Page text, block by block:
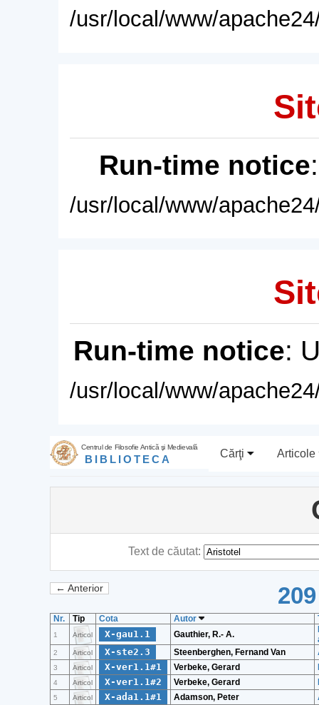
/usr/local/www/
Run-time notice
/usr/local/www/
Run-time notice:
/usr/local/www/
Centrul de Filosofie Antică şi Medievală
BIBLIOTECA Cărţi Articole
Text de căutat:
← Anterior
Nr. Tip Cota Autor
1 Articol X-gau1.1 Gauthier, R.- A.
2 Articol X-ste2.3 Steenberghen, Fernand Van
3 Articol X-ver1.1#1 Verbeke, Gerard
4 Articol X-ver1.1#2 Verbeke, Gerard
5 Articol X-ada1.1#1 Adamson, Peter